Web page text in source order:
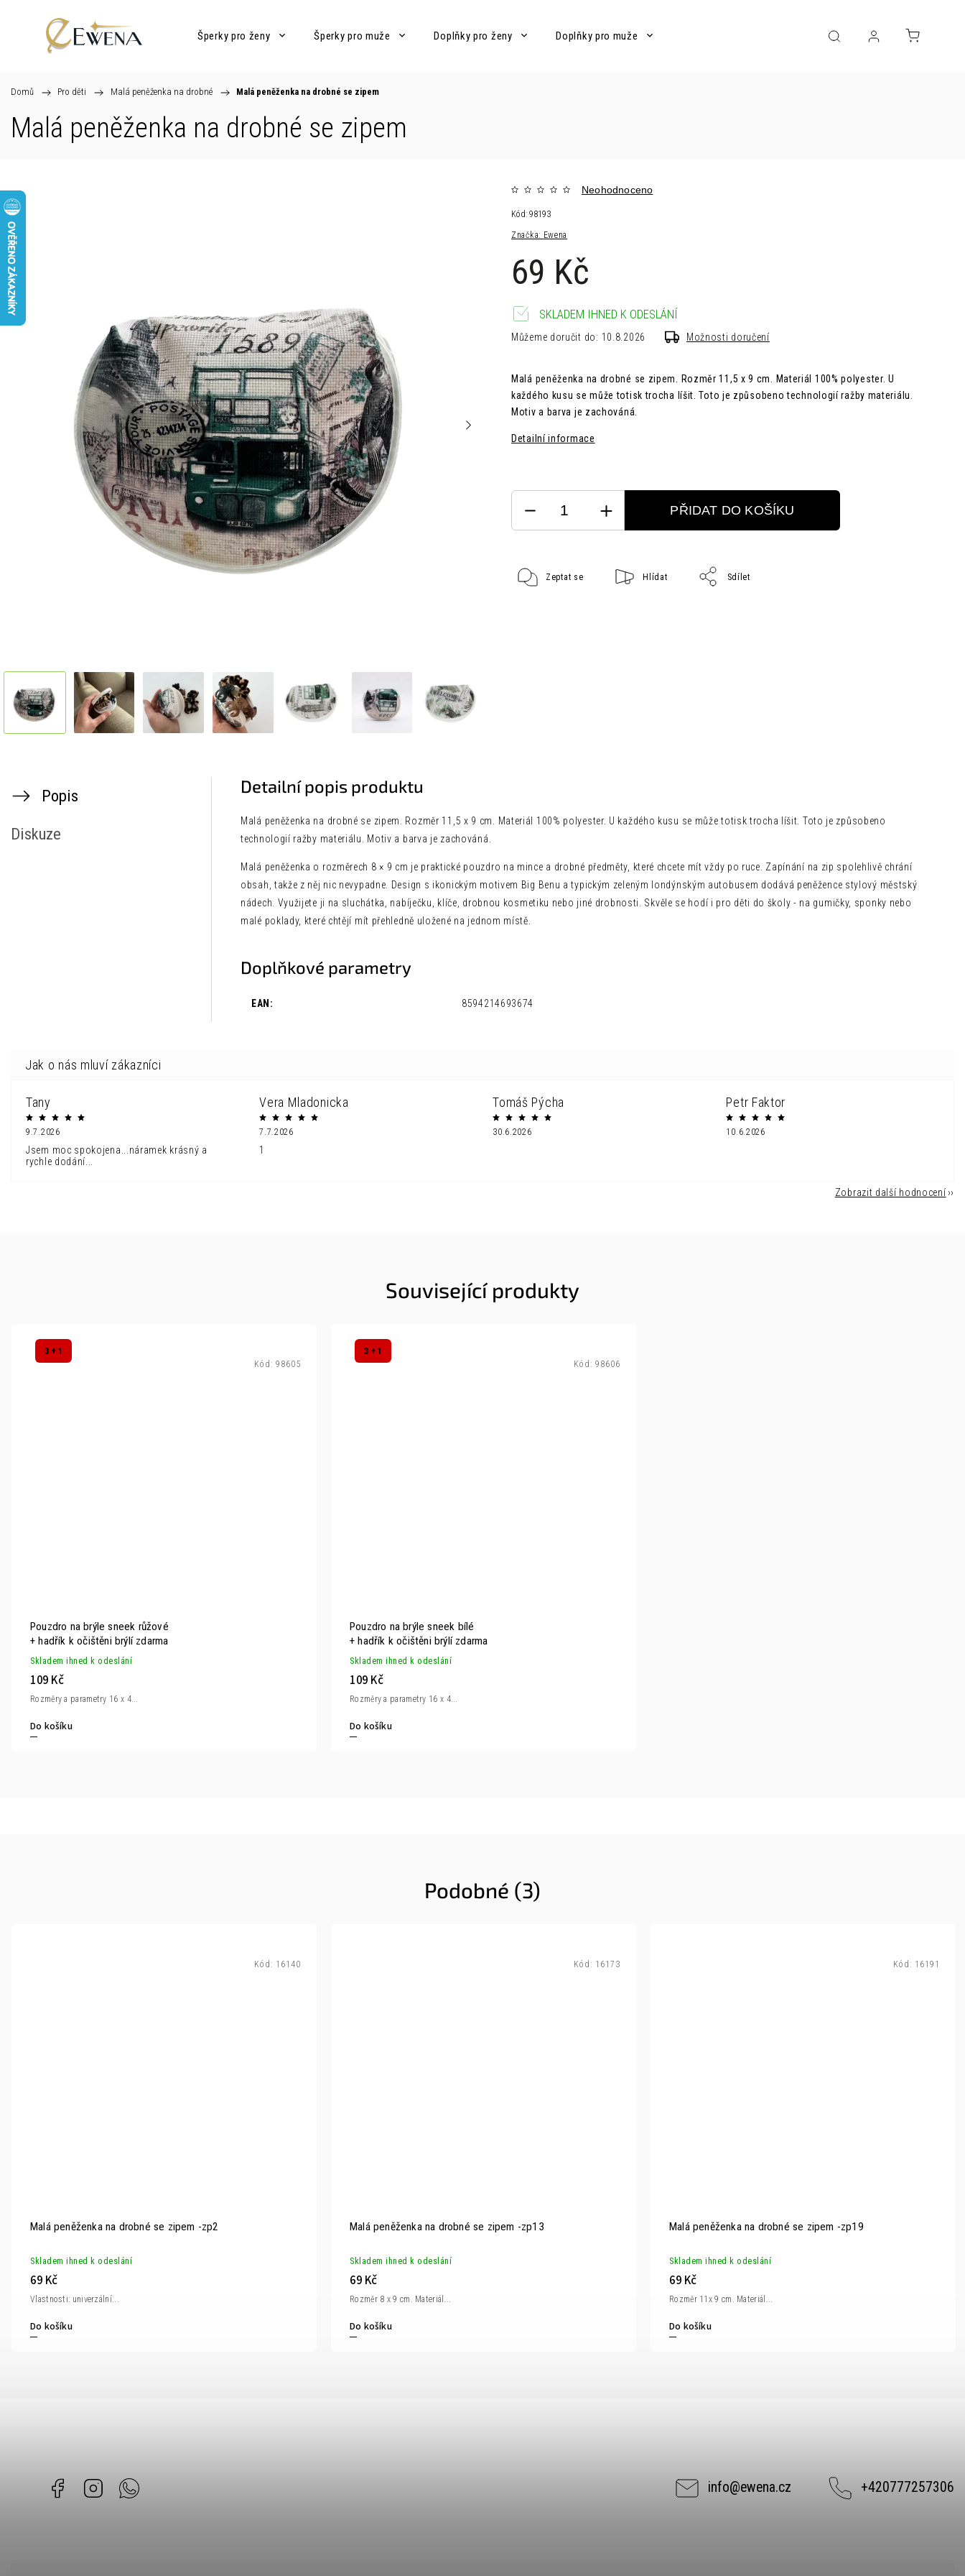
Šperky pro ženy Šperky pro muže Doplňky pro ženy Doplňky pro muže Výprodej Bižuterie
Domů / Pro děti / Malá peněženka na drobné / Malá peněženka na drobné se zipem
Malá peněženka na drobné se zipem
Značka: Ewena
Neohodnoceno
69 Kč
Kód: 98193
Malá peněženka na drobné se zipem. Rozměr 11,5 x 9 cm. Materiál 100% polyester. U
každého kusu se může totisk trocha líšit. Toto je způsobeno technologií ražby materiálu.
Motiv a barva je zachováná.
Detailní informace
SKLADEM IHNED K ODESLÁNÍ
Můžeme doručit do: 10.8.2026 Možnosti doručení
PŘIDAT DO KOŠÍKU
Zeptat se Hlídat Sdílet
Popis
Diskuze
Detailní popis produktu
Malá peněženka na drobné se zipem. Rozměr 11,5 x 9 cm. Materiál 100% polyester. U každého kusu se může totisk trocha líšit. Toto je způsobeno
technologií ražby materiálu. Motiv a barva je zachováná.
Malá peněženka o rozměrech 8 × 9 cm je praktické pouzdro na mince a drobné předměty, které chcete mít vždy po ruce. Zapínání na zip spolehlivě chrání
obsah, takže z něj nic nevypadne. Design s ikonickým motivem Big Benu a typickým zeleným londýnským autobusem dodává peněžence stylový městský
nádech. Využijete ji na sluchátka, nabíječku, klíče, drobnou kosmetiku nebo jiné drobnosti. Skvěle se hodí i pro děti do školy - na gumičky, sponky nebo
malé poklady, které chtějí mít přehledně uložené na jednom místě.
Doplňkové parametry
EAN: 8594214693674
Tany
9.7.2026
Jsem moc spokojena...náramek krásný a
rychle dodání...
Vera Mladonicka
7.7.2026
1
Tomáš Pýcha
30.6.2026
Petr Faktor
10.6.2026
Zobrazit další hodnocení
Související produkty
3 + 1
Pouzdro na brýle sneek růžové
+ hadřík k očištěni brýlí zdarma
Skladem ihned k odeslání
109 Kč
Do košíku
Rozměry a parametry 16 x 4...
Kód: 98605
3 + 1
Pouzdro na brýle sneek bílé
+ hadřík k očištěni brýlí zdarma
Skladem ihned k odeslání
109 Kč
Do košíku
Rozměry a parametry 16 x 4...
Kód: 98606
Podobné (3)
Malá peněženka na drobné se zipem -zp2
Skladem ihned k odeslání
69 Kč
Do košíku
Vlastnosti: univerzální...
Kód: 16140
Malá peněženka na drobné se zipem -zp13
Skladem ihned k odeslání
69 Kč
Do košíku
Rozměr 8 x 9 cm. Materiál...
Kód: 16173
Malá peněženka na drobné se zipem -zp19
Skladem ihned k odeslání
69 Kč
Do košíku
Rozměr 11x 9 cm. Materiál...
Kód: 16191
Facebook Instagram info@ewena.cz +420777257306